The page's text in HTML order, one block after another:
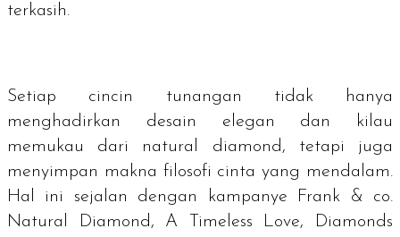
terkasih.
Setiap cincin tunangan tidak hanya
menghadirkan desain elegan dan kilau
memukau dari natural diamond, tetapi juga
menyimpan makna filosofi cinta yang mendalam.
Hal ini sejalan dengan kampanye Frank & co.
Natural Diamond, A Timeless Love, Diamonds